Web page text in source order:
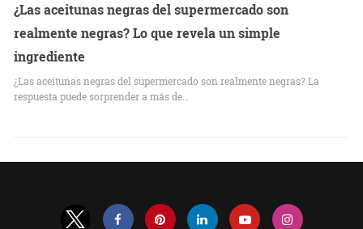
¿Las aceitunas negras del supermercado son
realmente negras? Lo que revela un simple
ingrediente
¿Las aceitunas negras del supermercado son realmente negras? La
respuesta puede sorprender a más de…